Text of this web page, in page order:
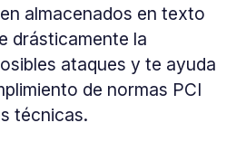
almacenados en texto
drásticamente la
ataques y te ayuda
de normas PCI
técnicas.